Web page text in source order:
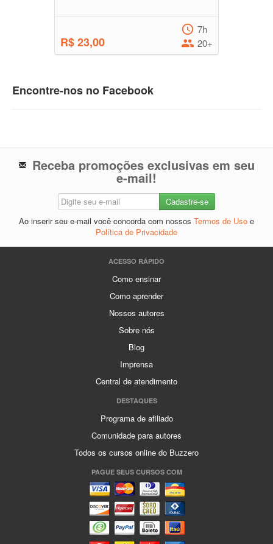
R$ 23,00
7h
20+
Encontre-nos no Facebook
Receba promoções exclusivas em seu
e-mail!
Ao inserir seu e-mail você concorda com nossos Termos de Uso e
Política de Privacidade
ACESSO RÁPIDO
Como ensinar
Como aprender
Nossos autores
Sobre nós
Blog
Imprensa
Central de atendimento
DESTAQUES
Programa de afiliado
Comunidade para autores
Todos os cursos online do Buzzero
PAGUE SEUS CURSOS COM